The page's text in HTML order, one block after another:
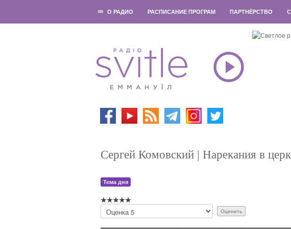
О РАДИО РАСПИСАНИЕ ПРОГРАМ ПАРТНЁРСТВО
Сергей Комовский | Нарекания в
Тема дня
П
о
ж